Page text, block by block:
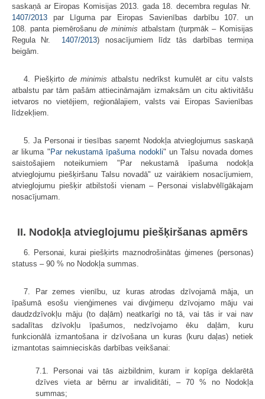
saskaņā ar Eiropas Komisijas 2013. gada 18. decembra regulas Nr.
1407/2013 par Līguma par Eiropas Savienības darbību 107. un
108. panta piemērošanude minimis atbalstam (turpmāk – Komisijas
Regula Nr. 1407/2013) nosacījumiem līdz tās darbības termiņa
beigām.
4. Piešķirto de minimis atbalstu nedrīkst kumulēt ar citu valsts
atbalstu par tām pašām attiecināmajām izmaksām un citu aktivitāšu
ietvaros no vietējiem, reģionālajiem, valsts vai Eiropas Savienības
līdzekļiem.
5. Ja Personai ir tiesības saņemt Nodokļa atvieglojumus saskaņā
ar likuma "Par nekustamā īpašuma nodokli" un Talsu novada domes
saistošajiem noteikumiem "Par nekustamā īpašuma nodokļa
atvieglojumu piešķiršanu Talsu novadā" uz vairākiem nosacījumiem,
atvieglojumu piešķir atbilstoši vienam – Personai vislabvēlīgākajam
nosacījumam.
II. Nodokļa atvieglojumu piešķiršanas apmērs
6. Personai, kurai piešķirts maznodrošinātas ģimenes (personas)
statuss – 90 % no Nodokļa summas.
7. Par zemes vienību, uz kuras atrodas dzīvojamā māja, un
īpašumā esošu vienģimenes vai divģimeņu dzīvojamo māju vai
daudzdzīvokļu māju (to daļām) neatkarīgi no tā, vai tās ir vai nav
sadalītas dzīvokļu īpašumos, nedzīvojamo ēku daļām, kuru
funkcionālā izmantošana ir dzīvošana un kuras (kuru daļas) netiek
izmantotas saimnieciskās darbības veikšanai:
7.1. Personai vai tās aizbildnim, kuram ir kopīga deklarētā
dzīves vieta ar bērnu ar invaliditāti, – 70 % no Nodokļa
summas;